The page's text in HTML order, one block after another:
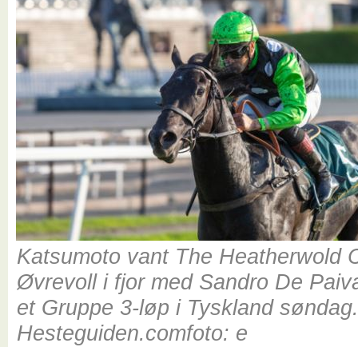
Katsumoto vant The Heatherwold
Øvrevoll i fjor med Sandro De
et Gruppe 3-løp i Tyskland
Hesteguiden.comfoto: e